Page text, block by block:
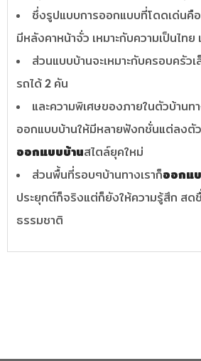
ซึ่งรูปแบบการออกแบบที่โดดเด่นคื
มีหลังคาหน้าจั่ว เหมาะกับความเป็นไท
ส่วนแบบบ้านจะเหมาะกับครอบครัว
รถได้ 2 คัน
และความพิเศษของภายในตัวบ้านท
ออกแบบบ้านให้มีหลายฟังกชั่นแต่ลงตั
ออกแบบบ้านสไตล์ยุคใหม่
ส่วนพื้นที่รอบๆบ้านทางเราก็ออกแ
ประยุกต์ก็จริงแต่ก็ยังให้ความรู้สึก สด
ธรรมชาติ